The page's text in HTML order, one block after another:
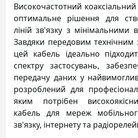
Високочастотний
оптимальне рішення для
ліній зв'язку з мінімальними
Завдяки передовим технічним
цей кабель ідеально
спектру застосувань,
передачу даних у
розроблений для
яким потрібен
кабель для мереж
зв'язку, інтернету та